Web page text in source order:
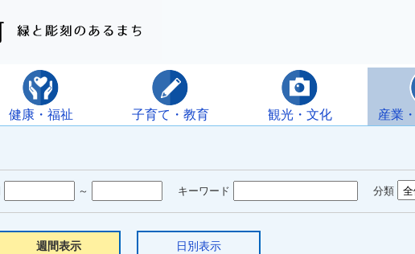
健康・福祉 子育て・教育 観光・文化 産業
～ キーワード 分類
週間表示 日別表示